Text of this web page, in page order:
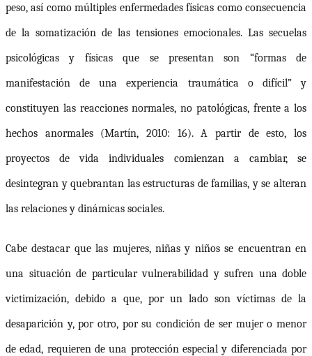
peso, así como múltiples enfermedades físicas como consecuencia
de la somatización de las tensiones emocionales. Las secuelas
psicológicas y físicas que se presentan son “formas de
manifestación de una experiencia traumática o difícil” y
constituyen las reacciones normales, no patológicas, frente a los
hechos anormales (Martín, 2010: 16). A partir de esto, los
proyectos de vida individuales comienzan a cambiar, se
desintegran y quebrantan las estructuras de familias, y se alteran
las relaciones y dinámicas sociales.
Cabe destacar quelas mujeres, niñas y niños se encuentran en
una situación de particular vulnerabilidad y sufren una doble
victimización, debido a que, por un lado son víctimas de la
desaparición y, por otro, por su condición de ser mujer o menor
de edad, requieren de una protección especial y diferenciada por